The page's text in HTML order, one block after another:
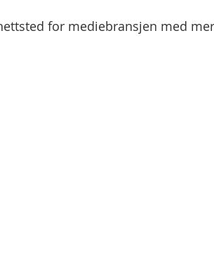
for mediebransjen med